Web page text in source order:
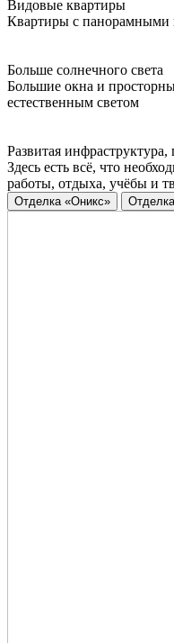
Видовые квартиры
Квартиры с панорамными
Больше солнечного света
Большие окна и
естественным светом
Развитая инфраструктура,
Здесь есть всё, что
работы, отдыха, учёбы и
Отделка «Оникс»